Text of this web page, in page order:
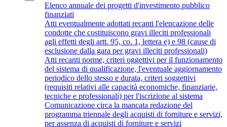
Elenco annuale dei progetti d'investimento pubblico
finanziati
Atti eventualmente adottati recanti l'elencazione delle
condotte che costituiscono gravi illeciti professionali
agli effetti degli artt. 95, co. 1, lettera e) e 98 (cause di
esclusione dalla gara per gravi illeciti professionali)
Atti recanti norme, criteri oggettivi per il funzionamento
del sistema di qualificazione, l'eventuale aggiornamento
periodico dello stesso e durata, criteri soggettivi
(requisiti relativi alle capacità economiche, finanziarie,
tecniche e professionali) per l'iscrizione al sistema
Comunicazione circa la mancata redazione del
programma triennale degli acquisti di forniture e servizi,
per assenza di acquisti di forniture e servizi